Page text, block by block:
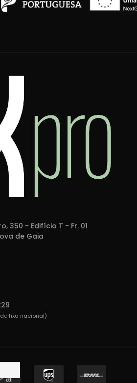
350 - Edifício T - Fr. 01
de Gaia
fixa nacional)